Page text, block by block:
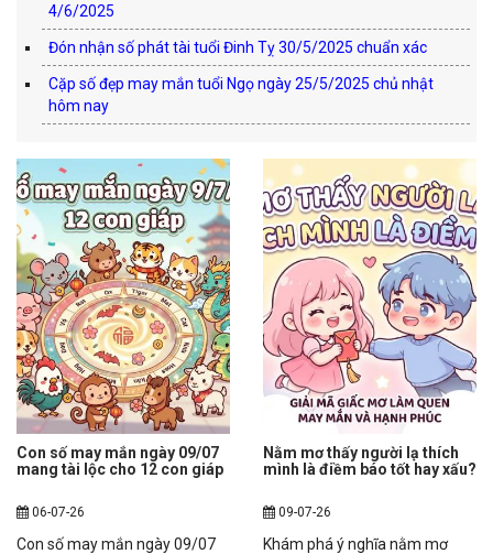
4/6/2025
Đón nhận số phát tài tuổi Đinh Tỵ 30/5/2025 chuẩn xác
Cặp số đẹp may mắn tuổi Ngọ ngày 25/5/2025 chủ nhật
hôm nay
Con số may mắn ngày 09/07
mang tài lộc cho 12 con giáp
06-07-26
Con số may mắn ngày 09/07
Nằm mơ thấy người lạ thích
mình là điềm báo tốt hay xấu?
09-07-26
Khám phá ý nghĩa nằm mơ